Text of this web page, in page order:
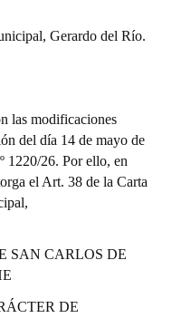
Gerardo del Río.
las modificaciones
del día 14 de mayo de
1220/26. Por ello, en
el Art. 38 de la Carta
SAN CARLOS DE
DE